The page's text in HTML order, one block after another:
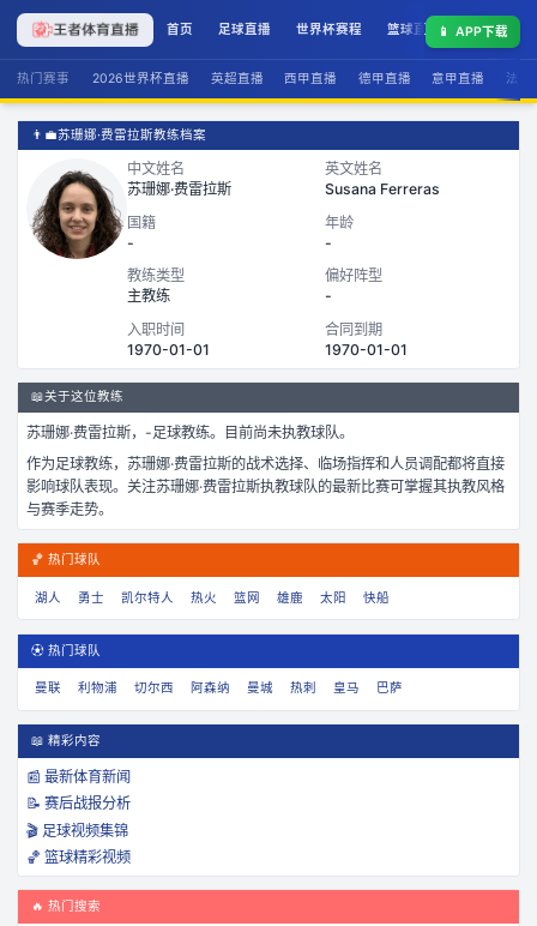
首页 足球直播 世界杯赛程 篮球直播 联赛积分
📱 APP下载
热门赛事 2026世界杯直播 英超直播 西甲直播 德甲直播 意甲直播 法甲
👨‍💼苏珊娜·费雷拉斯教练档案
中文姓名
苏珊娜·费雷拉斯
英文姓名
Susana Ferreras
国籍
-
年龄
-
教练类型
主教练
偏好阵型
-
入职时间
1970-01-01
合同到期
1970-01-01
📖关于这位教练
苏珊娜·费雷拉斯， -足球教练。 目前尚未执教球队。
作为足球教练， 苏珊娜·费雷拉斯的战术选择、临场指挥和人员调配都将直接
影响球队表现。关注苏珊娜·费雷拉斯执教球队的最新比赛可掌握其执教风格
与赛季走势。
🏀 热门球队
湖人 勇士 凯尔特人 热火 篮网 雄鹿 太阳 快船
⚽ 热门球队
曼联 利物浦 切尔西 阿森纳 曼城 热刺 皇马 巴萨
📖 精彩内容
📰 最新体育新闻
📝 赛后战报分析
🎬 足球视频集锦
🏀 篮球精彩视频
🔥 热门搜索